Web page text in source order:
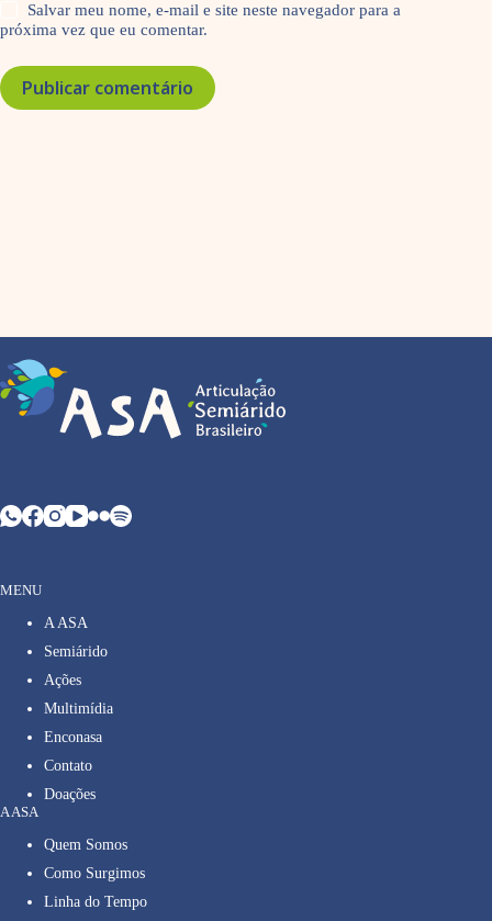
Salvar meu nome, e-mail e site neste navegador para a
próxima vez que eu comentar.
Publicar comentário
MENU
A ASA
Semiárido
Ações
Multimídia
Enconasa
Contato
Doações
A ASA
Quem Somos
Como Surgimos
Linha do Tempo